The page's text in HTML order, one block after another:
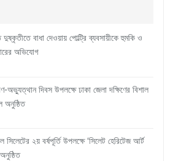
দুষ্কৃতীতে বাধা দেওয়ায় পোল্ট্রি ব্যবসায়ীকে হুমকি ও
অভিযোগ
অভ্যুত্থান দিবস উপলক্ষে ঢাকা জেলা দক্ষিণের বিশাল
অনুষ্ঠিত
সিলেটের ২য় বর্ষপূর্তি উপলক্ষে ‘সিলেট হেরিটেজ আর্ট